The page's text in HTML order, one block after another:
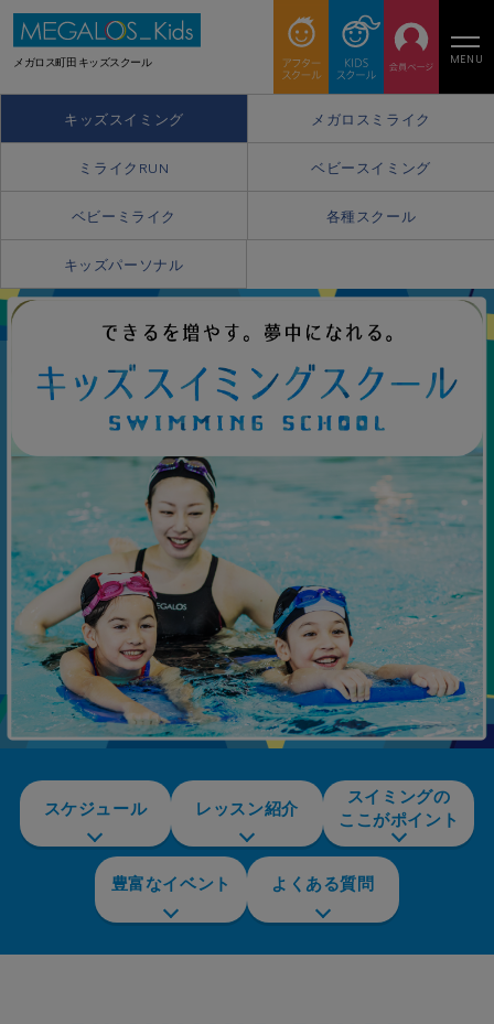
メガロス町田 キッズスクール MENU
キッズスイミング メガロスミライク
ミライクRUN ベビースイミング
ベビーミライク 各種スクール
キッズパーソナル
スケジュール レッスン紹介
スイミングの
ここがポイント
豊富なイベント よくある質問